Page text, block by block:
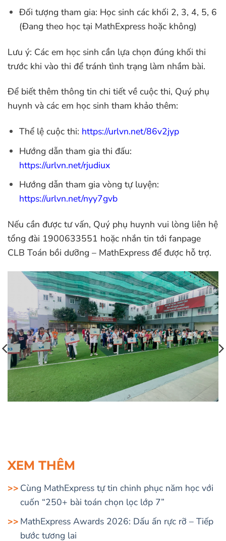
️Đối tượng tham gia: Học sinh các khối 2, 3, 4, 5, 6
(Đang theo học tại MathExpress hoặc không)
Lưu ý: Các em học sinh cần lựa chọn đúng khối thi
trước khi vào thi để tránh tình trạng làm nhầm bài.
Để biết thêm thông tin chi tiết về cuộc thi, Quý phụ
huynh và các em học sinh tham khảo thêm:
Thể lệ cuộc thi: https://urlvn.net/86v2jyp
Hướng dẫn tham gia thi đấu:
https://urlvn.net/rjudiux
Hướng dẫn tham gia vòng tự luyện:
https://urlvn.net/nyy7gvb
Nếu cần được tư vấn, Quý phụ huynh vui lòng liên hệ
tổng đài 1900633551 hoặc nhắn tin tới fanpage
CLB Toán bồi dưỡng – MathExpress để được hỗ trợ.
XEM THÊM
Cùng MathExpress tự tin chinh phục năm học với
cuốn “250+ bài toán chọn lọc lớp 7”
MathExpress Awards 2026: Dấu ấn rực rỡ – Tiếp
bước tương lai